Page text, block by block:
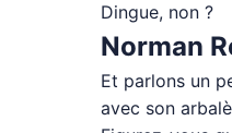
Dingue, non ?
Norman
Et parlons un
avec son